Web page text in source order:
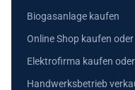
Biogasanlage kaufen
Online Shop kaufen
Elektrofirma kaufen
Handwerksbetrieb